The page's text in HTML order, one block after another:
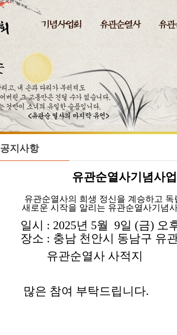
공지사항
유관순열사기념사
유관순열사의 희생 정신을 계승하고 독
새로운 시작을 알리는 유관순열사기념사
일시 : 2025년 5월 9일 (금) 오후
장소 : 충남 천안시 동남구 유
유관순열사 사적지
많은 참여 부탁드립니다.